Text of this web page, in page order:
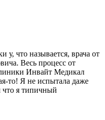
у, что называется, врача от
Весь процесс от
Инвайт Медикал
то! Я не испытала даже
что я типичный